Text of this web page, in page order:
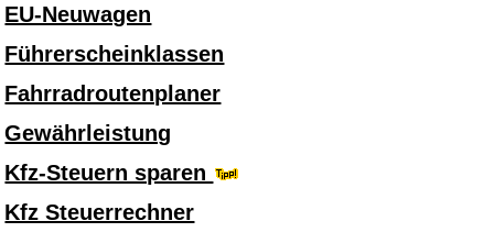
EU-Neuwagen
Führerscheinklassen
Fahrradroutenplaner
Gewährleistung
Kfz-Steuern sparen
Kfz Steuerrechner